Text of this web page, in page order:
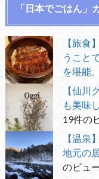
「日本でごはん」
【旅食
うこと
を堪能。
【仙川
も美味
19件の
【温泉
地元の
のビュ